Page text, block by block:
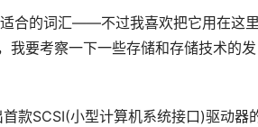
合的词汇——不过我喜欢把它用在这里
我要考察一下一些存储和存储技术的发
款SCSI(小型计算机系统接口)驱动器